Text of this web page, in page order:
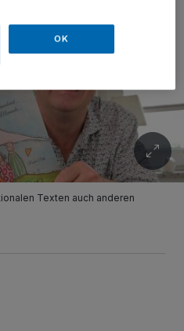
Texten auch anderen
OK